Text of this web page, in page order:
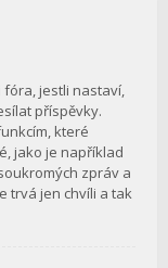
jestli nastaví,
příspěvky.
které
jako je například
zpráv a
trvá jen chvíli a tak